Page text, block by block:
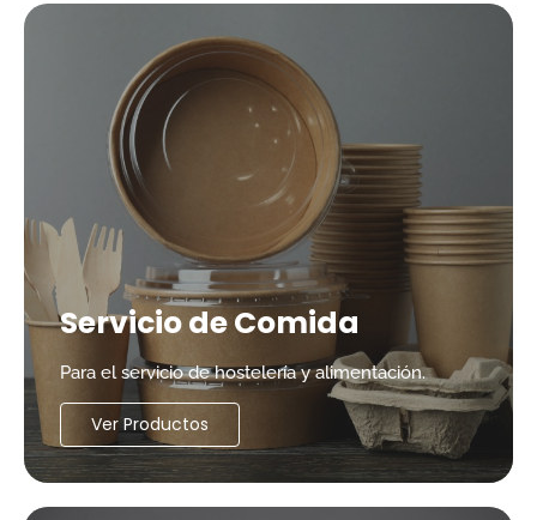
Servicio de Comida
Para el servicio de hostelería y alimentación.
Ver Productos